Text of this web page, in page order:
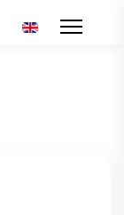
Επιλέξτε τη